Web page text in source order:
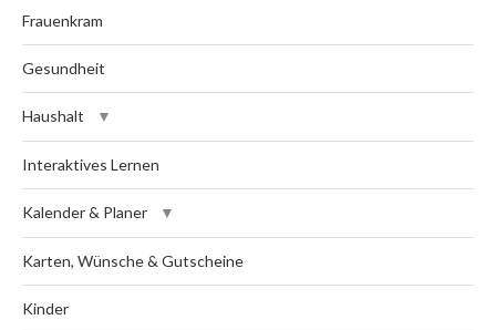
Frauenkram
Gesundheit
Haushalt
Interaktives Lernen
Kalender & Planer
Karten, Wünsche & Gutscheine
Kinder